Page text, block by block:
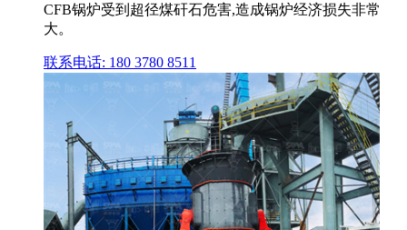
CFB锅炉受到超径煤矸石危害,造成锅炉经济损失非常
大。
联系电话: 180 3780 8511